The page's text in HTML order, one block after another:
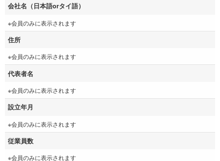
会社名（日本語orタイ語）
※会員のみに表示されます
住所
※会員のみに表示されます
代表者名
※会員のみに表示されます
設立年月
※会員のみに表示されます
従業員数
※会員のみに表示されます